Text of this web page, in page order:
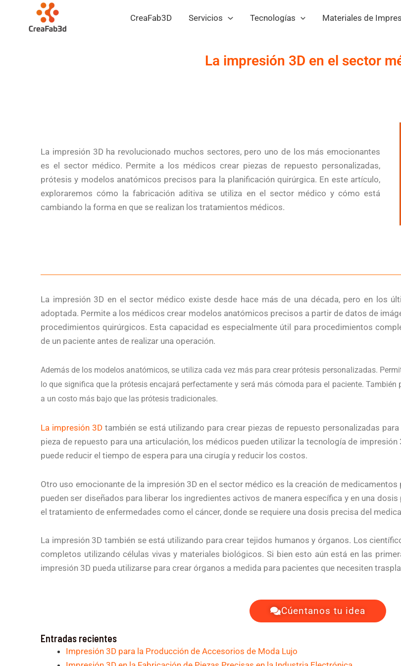
contenido
CreaFab3D Servicios Tecnologías Materiales de
La impresión 3D en el sector
La impresión 3D ha revolucionado muchos sectores, pero uno de los más emocionantes
es el sector médico. Permite a los médicos crear piezas de repuesto personalizadas,
prótesis y modelos anatómicos precisos para la planificación quirúrgica. En este artículo,
exploraremos cómo la fabricación aditiva se utiliza en el sector médico y cómo está
cambiando la forma en que se realizan los tratamientos médicos.
La impresión 3D en el sector médico existe desde hace más de una década, pero en los
adoptada. Permite a los médicos crear modelos anatómicos precisos a partir de datos de
procedimientos quirúrgicos. Esta capacidad es especialmente útil para procedimientos
de un paciente antes de realizar una operación.
Además de los modelos anatómicos, se utiliza cada vez más para crear prótesis personalizadas.
lo que significa que la prótesis encajará perfectamente y será más cómoda para el paciente.
a un costo más bajo que las prótesis tradicionales.
La impresión 3D también se está utilizando para crear piezas de repuesto personalizadas
pieza de repuesto para una articulación, los médicos pueden utilizar la tecnología de
puede reducir el tiempo de espera para una cirugía y reducir los costos.
Otro uso emocionante de la impresión 3D en el sector médico es la creación de
pueden ser diseñados para liberar los ingredientes activos de manera específica y en una
el tratamiento de enfermedades como el cáncer, donde se requiere una dosis precisa del
La impresión 3D también se está utilizando para crear tejidos humanos y órganos. Los
completos utilizando células vivas y materiales biológicos. Si bien esto aún está en las
impresión 3D pueda utilizarse para crear órganos a medida para pacientes que necesiten
Cúentanos tu idea
Entradas recientes
Impresión 3D para la Producción de Accesorios de Moda Lujo